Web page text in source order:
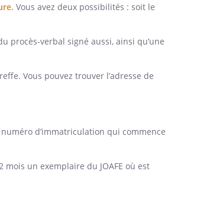
. Vous avez deux possibilités : soit le
procès-verbal signé aussi, ainsi qu’une
Vous pouvez trouver l’adresse de
d’immatriculation qui commence
un exemplaire du JOAFE où est